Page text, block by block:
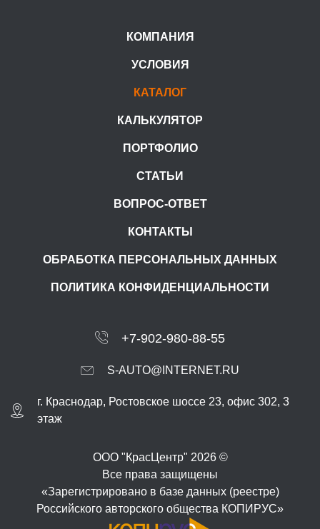
КОМПАНИЯ
УСЛОВИЯ
КАТАЛОГ
КАЛЬКУЛЯТОР
ПОРТФОЛИО
СТАТЬИ
ВОПРОС-ОТВЕТ
КОНТАКТЫ
ОБРАБОТКА ПЕРСОНАЛЬНЫХ ДАННЫХ
ПОЛИТИКА КОНФИДЕНЦИАЛЬНОСТИ
+7-902-980-88-55
S-AUTO@INTERNET.RU
г. Краснодар, Ростовское шоссе 23, офис 302, 3
этаж
ООО "КрасЦентр" 2026 ©
Все права защищены
«Зарегистрировано в базе данных (реестре)
Российского авторского общества КОПИРУС»